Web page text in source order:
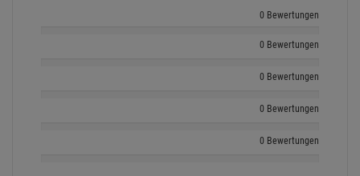
0 Bewertungen
0 Bewertungen
0 Bewertungen
0 Bewertungen
0 Bewertungen